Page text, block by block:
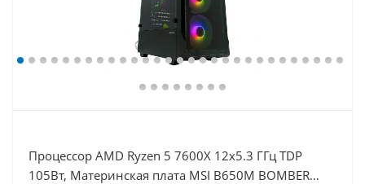
Процессор AMD Ryzen 5 7600X 12x5.3 ГГц TDP
105Вт, Материнская плата MSI B650M BOMBER